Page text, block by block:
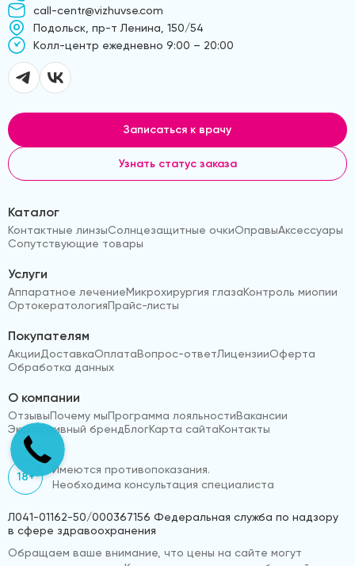
call-centr@vizhuvse.com
Подольск, пр-т Ленина, 150/54
Kолл-центр ежедневно 9:00 – 20:00
Записаться к врачу
Узнать статус заказа
Каталог
Контактные линзыСолнцезащитные очкиОправыАксессуары
Сопутствующие товары
Услуги
Аппаратное лечениеМикрохирургия глазаКонтроль миопии
ОртокератологияПрайс-листы
Покупателям
АкцииДоставкаОплатаВопрос-ответЛицензииОферта
Обработка данных
О компании
ОтзывыПочему мыПрограмма лояльностиВакансии
Эксклюзивный брендБлогКарта сайтаКонтакты
18+
Имеются противопоказания.
Необходима консультация специалиста
Л041-01162-50/000367156 Федеральная служба по надзору
в сфере здравоохранения
Обращаем ваше внимание, что цены на сайте могут